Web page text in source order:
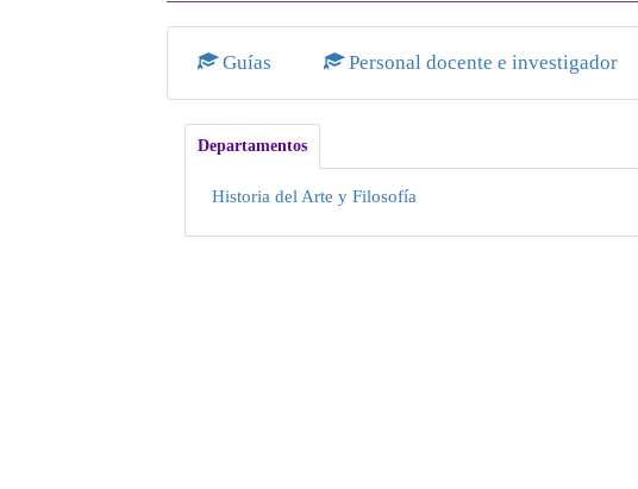
Guías Personal docente e investigador
Departamentos
Historia del Arte y Filosofía